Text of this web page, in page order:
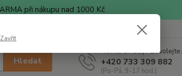
při nákupu nad 1000 Kč
Hledat
Nevíte si rady? Zavolejte.
+420 733 309 882
(Po-Pá, 9-17 hod.)
Zavřít